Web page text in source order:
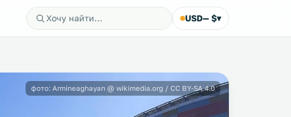
USD— $▾
фото: Armineaghayan @ wikimedia.org / CC BY-SA 4.0